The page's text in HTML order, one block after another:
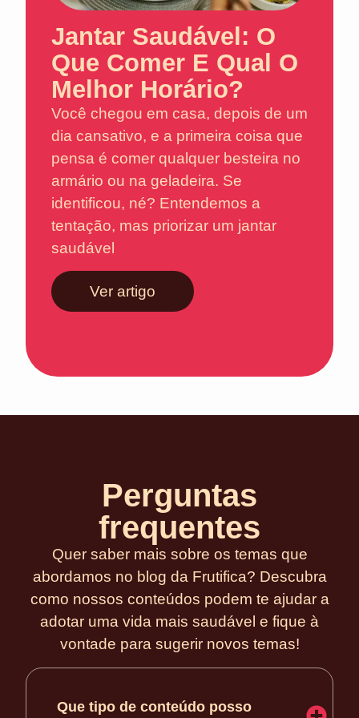
Jantar Saudável: O
Que Comer E Qual O
Melhor Horário?
Você chegou em casa, depois de um
dia cansativo, e a primeira coisa que
pensa é comer qualquer besteira no
armário ou na geladeira. Se
identificou, né? Entendemos a
tentação, mas priorizar um jantar
saudável
Ver artigo
Perguntas
frequentes
Quer saber mais sobre os temas que
abordamos no blog da Frutifica? Descubra
como nossos conteúdos podem te ajudar a
adotar uma vida mais saudável e fique à
vontade para sugerir novos temas!
Que tipo de conteúdo posso